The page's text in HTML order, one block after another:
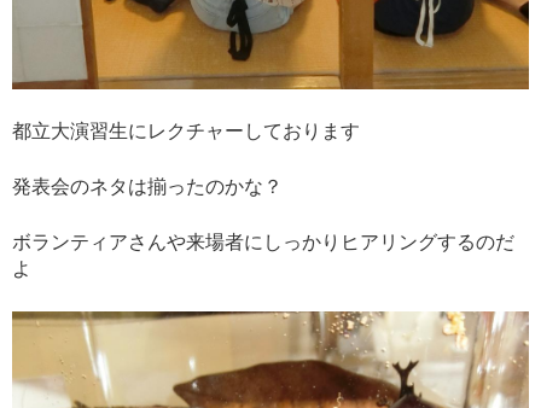
都立大演習生にレクチャーしております
発表会のネタは揃ったのかな？
ボランティアさんや来場者にしっかりヒアリングするのだ
よ